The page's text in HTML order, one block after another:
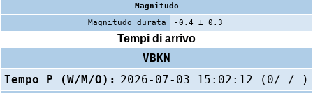
Magnitudo
Magnitudo durata
-0.4 ± 0.3
Tempi di arrivo
VBKN
Tempo P (W/M/O): 2026-07-03 15:02:12 (0/ / )